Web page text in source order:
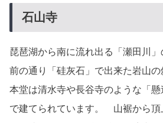
石山寺
琵琶湖から南に流れ出る「瀬田川
前の通り「硅灰石」で出来た岩山
本堂は清水寺や長谷寺のような「懸
で建てられています。 山裾から頂